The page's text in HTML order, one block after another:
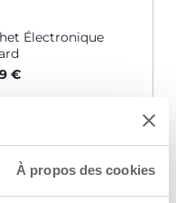
À propos des cookies
Électronique
€